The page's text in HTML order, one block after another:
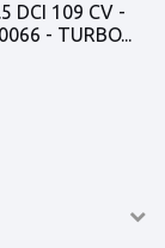
DCI 109 CV -
- TURBO...